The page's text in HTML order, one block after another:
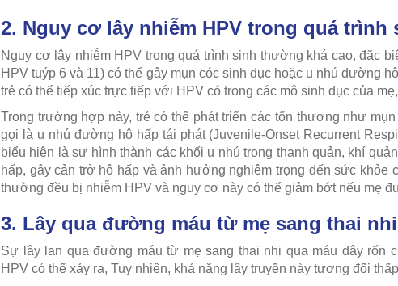
2. Nguy cơ lây nhiễm HPV trong quá
Nguy cơ lây nhiễm HPV trong quá trình sinh thường khá cao, đặc
HPV tuýp 6 và 11) có thể gây mụn cóc sinh dục hoặc u nhú đường
trẻ có thể tiếp xúc trực tiếp với HPV có trong các mô sinh dục của
Trong trường hợp này, trẻ có thể phát triển các tổn thương như
gọi là u nhú đường hô hấp tái phát (Juvenile-Onset Recurrent
biểu hiện là sự hình thành các khối u nhú trong thanh quản, khí
hấp, gây cản trở hô hấp và ảnh hưởng nghiêm trọng đến sức khỏe
thường đều bị nhiễm HPV và nguy cơ này có thể giảm bớt nếu mẹ
3. Lây qua đường máu từ mẹ sang thai
Sự lây lan qua đường máu từ mẹ sang thai nhi qua máu dây rốn
HPV có thể xảy ra, Tuy nhiên, khả năng lây truyền này tương đối